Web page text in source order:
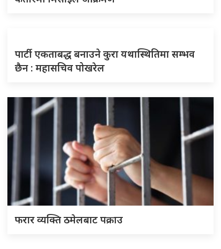
पार्टी एकताबद्ध बनाउने कुरा यथास्थितिमा सम्भव
छैन : महासचिव पोखरेल
फरार व्यक्ति ठमेलबाट पक्राउ